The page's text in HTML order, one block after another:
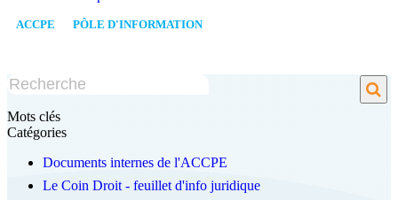
ACCPE PÔLE D'INFORMATION
Mots clés
Catégories
Documents internes de l'ACCPE
Le Coin Droit - feuillet d'info juridique